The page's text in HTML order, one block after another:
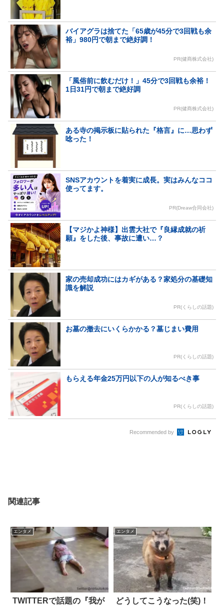
バイアグラは捨てた「65歳が45分で3回戦も余
裕」980円で朝まで絶好調！
PR(健商株式会社)
「風俗前に飲むだけ！」45分で3回戦も余裕！
1日31円で朝まで絶好調
PR(健商株式会社)
ある寺の掲示板に貼られた『格言』に…思わず
唸った！
SNSアカウントを着実に成長。実はみんなココ
使ってます。
PR(Dreaw合同会社)
【マジかよ神様】出雲大社で『良縁成就の祈
願』をした後、事故に遭い…？
家の売却成功にはカギがある？家処分の基礎知
識を解説
PR(くらしの話題)
お墓の撤去にいくらかかる？墓じまい費用
PR(くらしの話題)
もらえる年金25万円以下の人が知るべき事
PR(くらしの話題)
Recommended by
関連記事
エンタメ
TWITTERで話題の『我が
エンタメ
どうしてこうなった(笑)！